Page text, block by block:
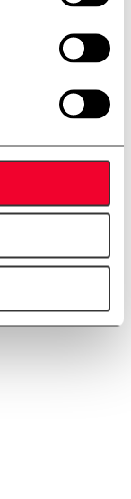
– th 150mm